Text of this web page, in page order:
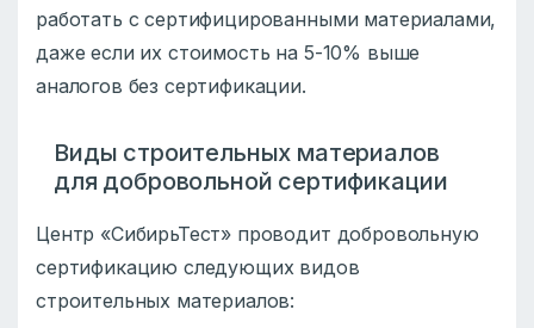
работать с сертифицированными материалами,
даже если их стоимость на 5-10% выше
аналогов без сертификации.
Виды строительных материалов
для добровольной сертификации
Центр «СибирьТест» проводит добровольную
сертификацию следующих видов
строительных материалов: